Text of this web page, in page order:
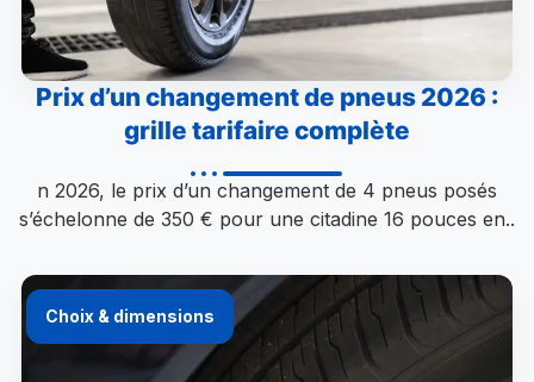
Prix d’un changement de pneus 2026 :
grille tarifaire complète
n 2026, le prix d’un changement de 4 pneus posés
s’échelonne de 350 € pour une citadine 16 pouces en..
Choix & dimensions